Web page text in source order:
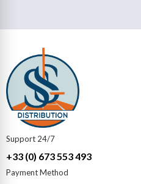
Support 24/7
+33 (0) 673 553 493
Payment Method​